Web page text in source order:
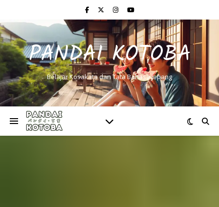
PANDAI KOTOBA
Belajar Kosakata dan Tata Bahasa Jepang